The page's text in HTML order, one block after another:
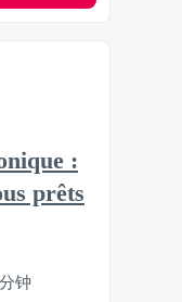
:
prêts
钟